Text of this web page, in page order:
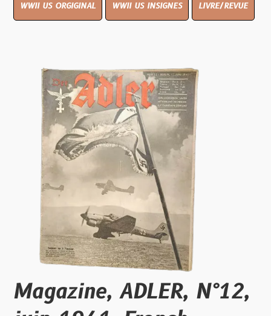
WWII US ORGIGINAL WWII US INSIGNES LIVRE/REVUE
Magazine, ADLER, N°12,